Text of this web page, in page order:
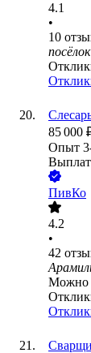
4.1
•
10
85 000
Опыт
ПивКо
4.2
•
42
Можно